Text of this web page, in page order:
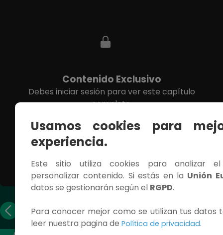
Contenido Exclusivo
Debes iniciar sesión para ver este capítulo
completo.
INICIAR SESIÓN
anterior
siguiente
Usamos cookies para
experiencia.
Este sitio utiliza cookies para analizar
personalizar contenido. Si estás en la Unión
datos se gestionarán según el RGPD.
Para conocer mejor como se utilizan tus datos
leer nuestra pagina de Política de privacidad.